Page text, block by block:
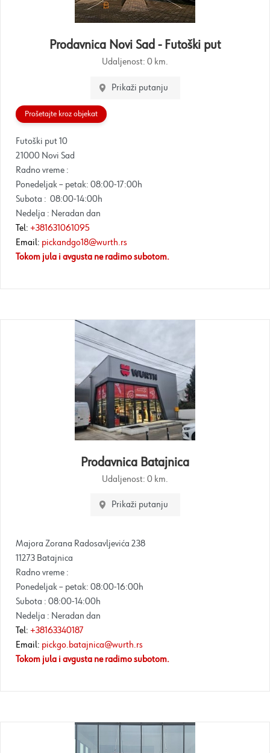
Prodavnica Novi Sad - Futoški put
Udaljenost: 0 km.
Prikaži putanju
Prošetajte kroz objekat
Futoški put 10
21000 Novi Sad
Radno vreme :
Ponedeljak – petak: 08:00-17:00h
Subota : 08:00-14:00h
Nedelja : Neradan dan
Tel: +381631061095
Email: pickandgo18@wurth.rs
Tokom jula i avgusta ne radimo subotom.
Prodavnica Batajnica
Udaljenost: 0 km.
Prikaži putanju
Majora Zorana Radosavljevića 238
11273 Batajnica
Radno vreme :
Ponedeljak – petak: 08:00-16:00h
Subota : 08:00-14:00h
Nedelja : Neradan dan
Tel: +38163340187
Email: pickgo.batajnica@wurth.rs
Tokom jula i avgusta ne radimo subotom.